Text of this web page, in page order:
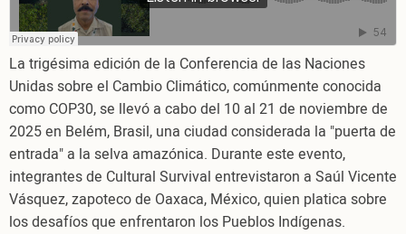
Indígenas
-
Saúl
Vicente
Vásquez
La trigésima edición de la Conferencia de las Naciones
Unidas sobre el Cambio Climático, comúnmente conocida
como COP30, se llevó a cabo del 10 al 21 de noviembre de
2025 en Belém, Brasil, una ciudad considerada la "puerta de
entrada" a la selva amazónica. Durante este evento,
integrantes de Cultural Survival entrevistaron a Saúl Vicente
Vásquez, zapoteco de Oaxaca, México, quien platica sobre
los desafíos que enfrentaron los Pueblos Indígenas.